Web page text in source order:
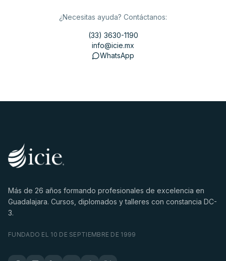
¿Necesitas ayuda? Contáctanos:
(33) 3630-1190
info@icie.mx
WhatsApp
Más de 26 años formando profesionales de excelencia en
Guadalajara. Cursos, diplomados y talleres con constancia DC-
3.
FUNDADO EL 10 DE SEPTIEMBRE DE 1999